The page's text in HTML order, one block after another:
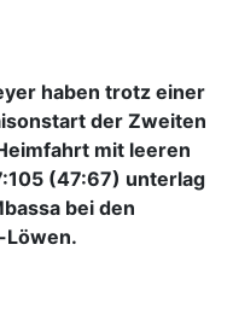
haben trotz einer
der Zweiten
mit leeren
(47:67) unterlag
bei den